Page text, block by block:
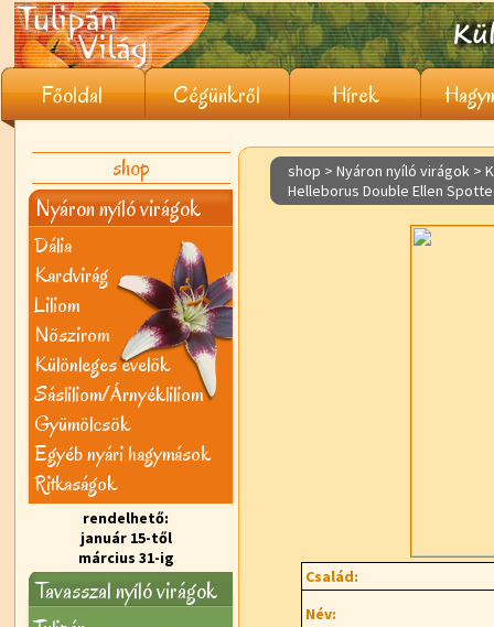
Főoldal Cégünkről Hírek
shop
Nyáron nyíló virágok
Dália
Kardvirág
Liliom
Nõszirom
Különleges évelõk
Sásliliom/Árnyékliliom
Gyümölcsök
Egyéb nyári hagymások
Ritkaságok
rendelhető:
január 15-től
március 31-ig
Tavasszal nyíló virágok
shop > Nyáron nyíló virágok >
Helleborus Double Ellen
Család:
Név: